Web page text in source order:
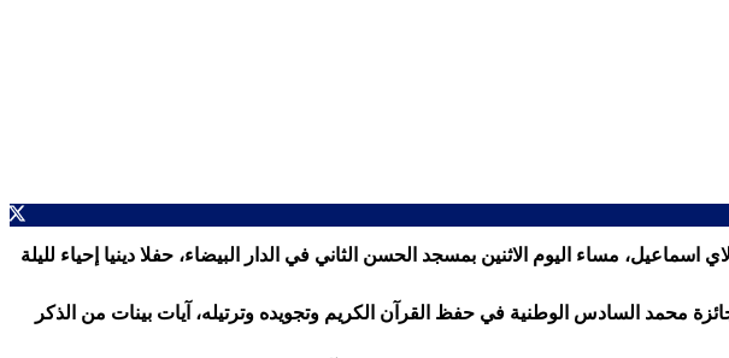
مساء اليوم الاثنين بمسجد الحسن الثاني في الدار البيضاء، حفلا دينيا إحياء لليلة
من مدينة تطوان)، الفائزة بالرتبة الأولى لجائزة محمد السادس الوطنية في حفظ القرآن الكريم وتجويده وترتيله، آيات بينات من الذكر